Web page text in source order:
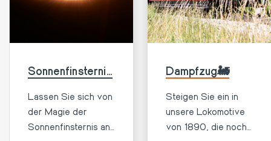
Sonnenfinsternis
☀️🌑
Lassen Sie sich von
der Magie der
Sonnenfinsternis an
Dampfzug🚂
Steigen Sie ein in
unsere Lokomotive
von 1890, die noch